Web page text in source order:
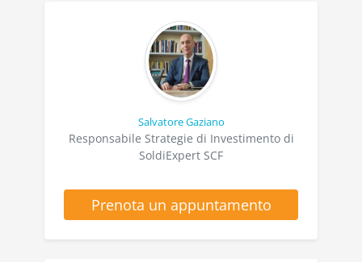
Salvatore Gaziano
Responsabile Strategie di Investimento di
SoldiExpert SCF
Prenota un appuntamento